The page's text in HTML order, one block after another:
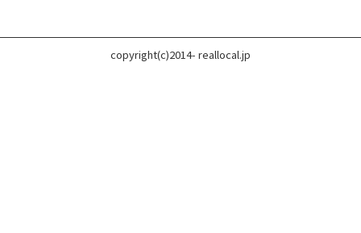
copyright(c)2014- reallocal.jp